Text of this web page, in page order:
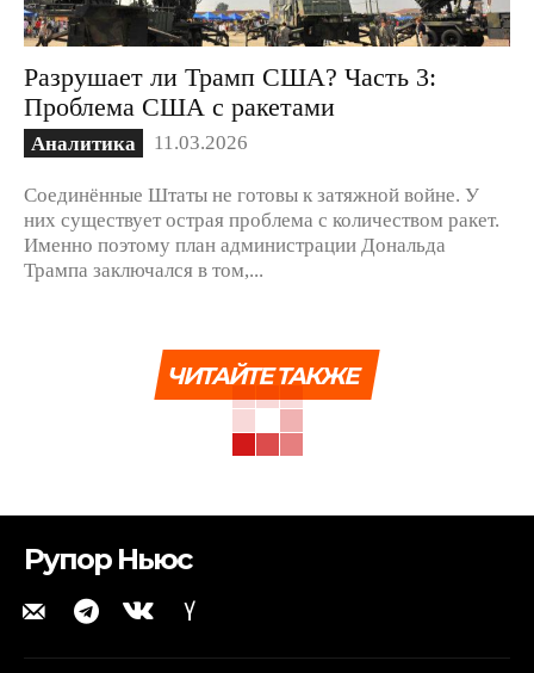
Разрушает ли Трамп США? Часть 3:
Проблема США с ракетами
Аналитика 11.03.2026
Соединённые Штаты не готовы к затяжной войне. У
них существует острая проблема с количеством ракет.
Именно поэтому план администрации Дональда
Трампа заключался в том,...
ЧИТАЙТЕ ТАКЖЕ
Рупор Ньюс